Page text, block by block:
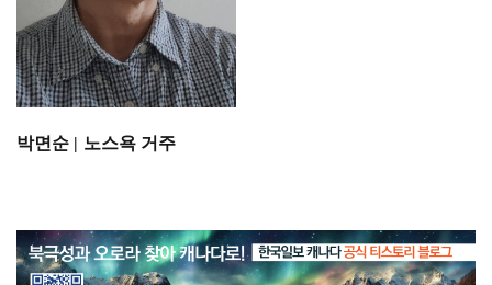
박면순 | 노스욕 거주